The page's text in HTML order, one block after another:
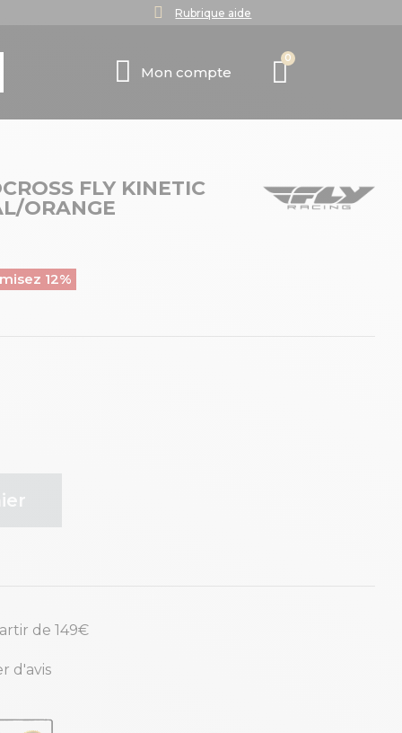
Rubrique aide
Mon compte
FLY KINETIC
ORANGE
12%
de 149€
d'avis